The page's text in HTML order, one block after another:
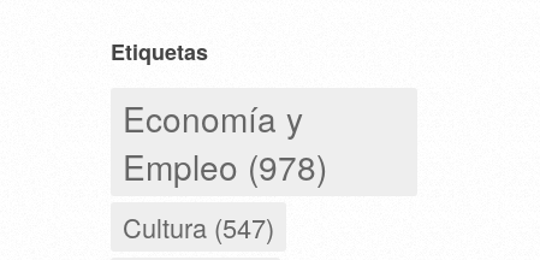
Etiquetas
Economía y
Empleo (978)
Cultura (547)